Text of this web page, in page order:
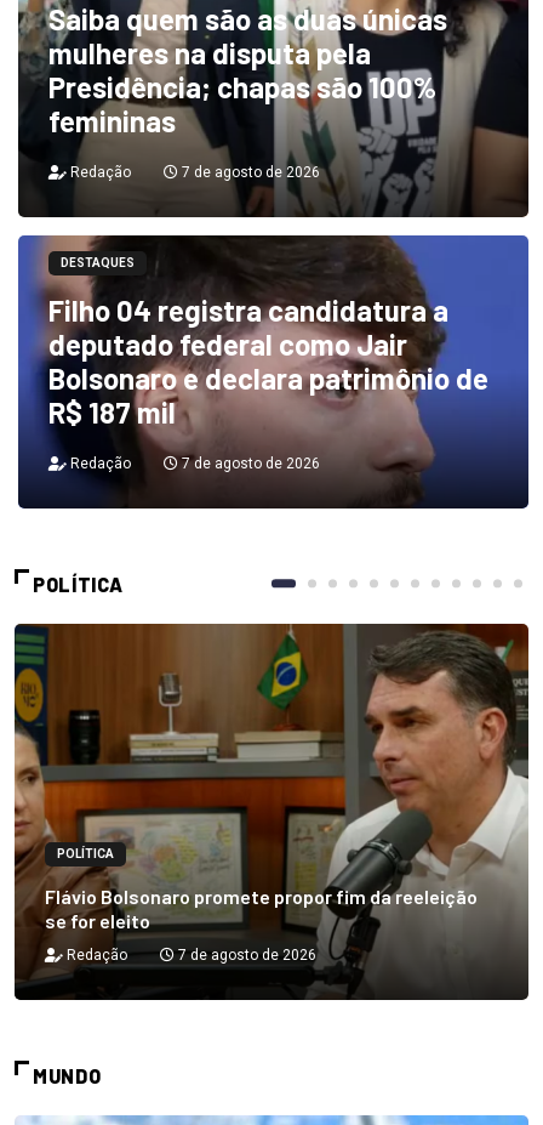
Saiba quem são as duas únicas
mulheres na disputa pela
Presidência; chapas são 100%
femininas
Redação 7 de agosto de 2026
DESTAQUES
Filho 04 registra candidatura a
deputado federal como Jair
Bolsonaro e declara patrimônio de
R$ 187 mil
Redação 7 de agosto de 2026
POLÍTICA
POLÍTICA
Flávio Bolsonaro promete propor fim da reeleição
se for eleito
Redação 7 de agosto de 2026
MUNDO